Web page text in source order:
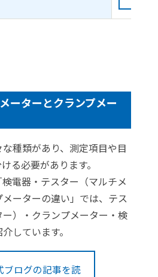
ーターとクランプメー
種類があり、測定項目や目
る必要があります。
電器・テスター（マルチメ
ーターの違い」では、テス
）・クランプメーター・検
しています。
ブログの記事を読